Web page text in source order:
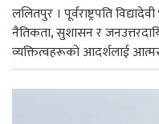
ललितपुर । पूर्वराष्ट्रपति
नैतिकता, सुशासन र
व्यक्तित्वहरूको आदर्शलाई